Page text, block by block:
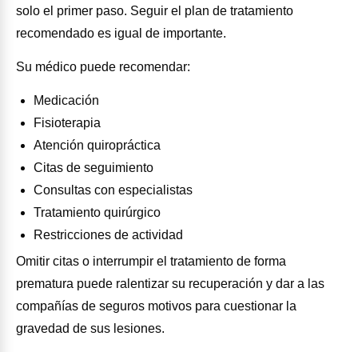
solo el primer paso. Seguir el plan de tratamiento
recomendado es igual de importante.
Su médico puede recomendar:
Medicación
Fisioterapia
Atención quiropráctica
Citas de seguimiento
Consultas con especialistas
Tratamiento quirúrgico
Restricciones de actividad
Omitir citas o interrumpir el tratamiento de forma
prematura puede ralentizar su recuperación y dar a las
compañías de seguros motivos para cuestionar la
gravedad de sus lesiones.